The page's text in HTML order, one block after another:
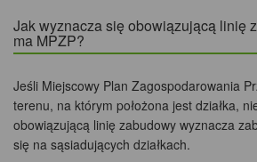
Jak wyznacza się obowiązującą linię
ma MPZP?
Jeśli Miejscowy Plan Zagospodarowania
terenu, na którym położona jest działka,
obowiązującą linię zabudowy wyznacza
się na sąsiadujących działkach.